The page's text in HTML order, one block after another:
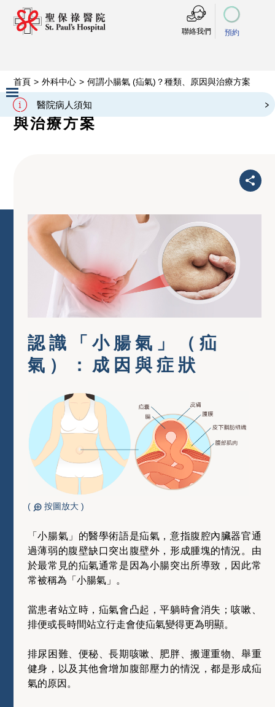
聯絡我們 預約
醫院病人須知
Slide 2 of 3.
首頁 > 外科中心 > 何謂小腸氣 (疝氣)？種類、原因與治療方案
何謂小腸氣 (疝氣)？種類、原因
與治療方案
認識「小腸氣」（疝
氣）：成因與症狀
( 按圖放大 )
「小腸氣」的醫學術語是疝氣，意指腹腔內臟器官通
過薄弱的腹壁缺口突出腹壁外，形成腫塊的情況。由
於最常見的疝氣通常是因為小腸突出所導致，因此常
常被稱為「小腸氣」。
當患者站立時，疝氣會凸起，平躺時會消失；咳嗽、
排便或長時間站立行走會使疝氣變得更為明顯。
排尿困難、便秘、長期咳嗽、肥胖、搬運重物、舉重
健身，以及其他會增加腹部壓力的情況，都是形成疝
氣的原因。